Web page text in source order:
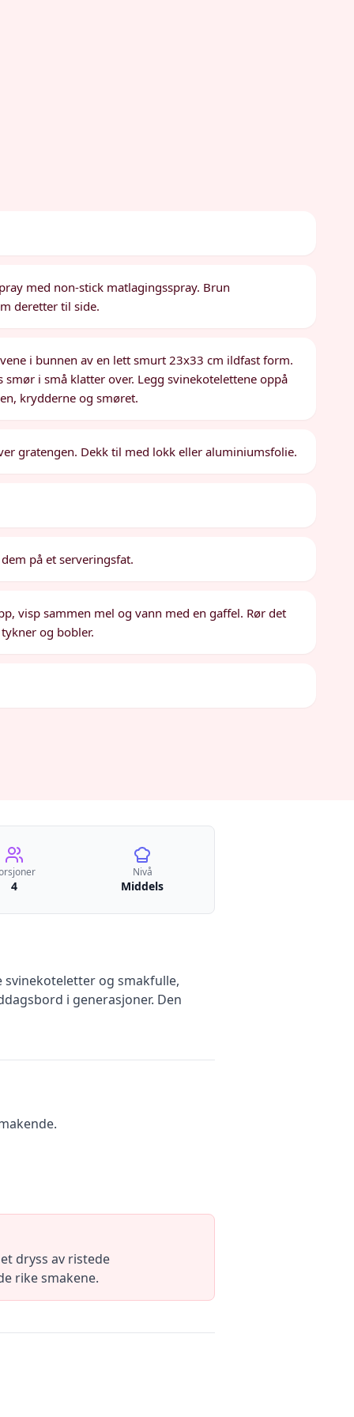
med non-stick matlagingsspray. Brun
deretter til side.
i bunnen av en lett smurt 23x33 cm ildfast form.
i små klatter over. Legg svinekotelettene oppå
krydderne og smøret.
gratengen. Dekk til med lokk eller aluminiumsfolie.
på et serveringsfat.
visp sammen mel og vann med en gaffel. Rør det
og bobler.
4
Nivå
Middels
og smakfulle,
i generasjoner. Den
dryss av ristede
rike smakene.